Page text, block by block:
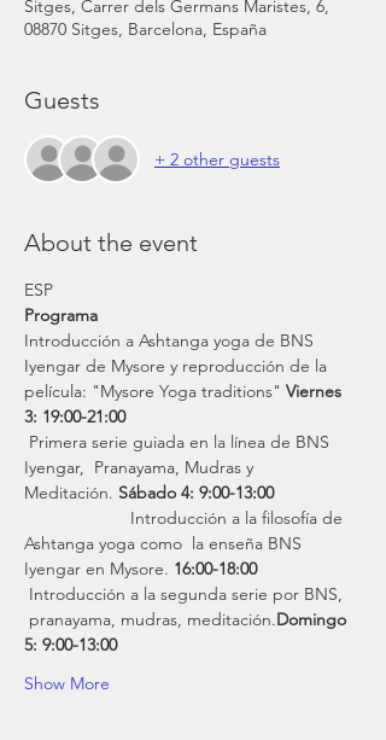
Sitges, Carrer dels Germans Maristes, 6,
08870 Sitges, Barcelona, España
Guests
+ 2 other guests
About the event
ESP
Programa
Introducción a Ashtanga yoga de BNS
Iyengar de Mysore y reproducción de la
película: "Mysore Yoga traditions" Viernes
3: 19:00-21:00
Iyengar,  Pranayama, Mudras y
Meditación. Sábado 4: 9:00-13:00
Introducción a la filosofía de
Ashtanga yoga como  la enseña BNS
Iyengar en Mysore. 16:00-18:00
pranayama, mudras, meditación.Domingo
5: 9:00-13:00
Show More